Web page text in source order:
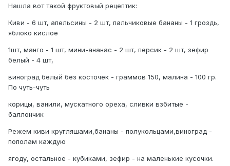
Нашла вот такой фруктовый рецептик:
Киви - 6 шт, апельсины - 2 шт, пальчиковые бананы - 1 гроздь,
яблоко кислое
1шт, манго - 1 шт, мини-ананас - 2 шт, персик - 2 шт, зефир
белый - 4 шт,
виноград белый без косточек - граммов 150, малина - 100 гр.
По чуть-чуть
корицы, ванили, мускатного ореха, сливки взбитые -
баллончик
Режем киви кругляшами,бананы - полукольцами,виноград -
пополам каждую
ягоду, остальное - кубиками, зефир - на маленькие кусочки.